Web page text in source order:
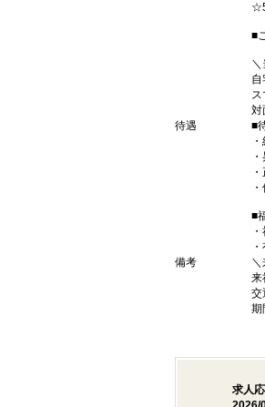
■
＼
自
ス
対
待遇
■
■
備考
＼
来
交
期
求人